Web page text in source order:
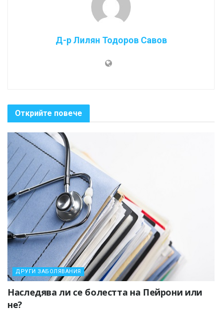
Д-р Лилян Тодоров Савов
Открийте повече
ДРУГИ ЗАБОЛЯВАНИЯ
Наследява ли се болестта на Пейрони или
не?